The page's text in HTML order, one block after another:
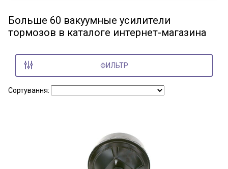
Great Wall
Hummer
Tesla
Показать все марки
Больше 60 вакуумные усилители
тормозов в каталоге интернет-магазина
ФИЛЬТР
Сортування: